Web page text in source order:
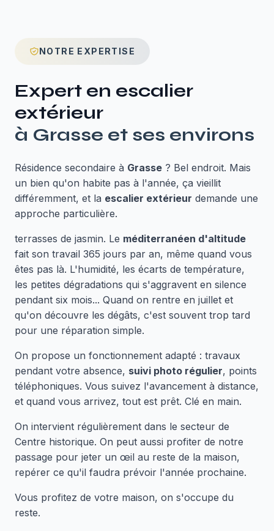
NOTRE EXPERTISE
Expert en escalier
extérieur
à Grasse et ses environs
Résidence secondaire à Grasse ? Bel endroit. Mais
un bien qu'on habite pas à l'année, ça vieillit
différemment, et la escalier extérieur demande une
approche particulière.
terrasses de jasmin. Le méditerranéen d'altitude
fait son travail 365 jours par an, même quand vous
êtes pas là. L'humidité, les écarts de température,
les petites dégradations qui s'aggravent en silence
pendant six mois... Quand on rentre en juillet et
qu'on découvre les dégâts, c'est souvent trop tard
pour une réparation simple.
On propose un fonctionnement adapté : travaux
pendant votre absence, suivi photo régulier, points
téléphoniques. Vous suivez l'avancement à distance,
et quand vous arrivez, tout est prêt. Clé en main.
On intervient régulièrement dans le secteur de
Centre historique. On peut aussi profiter de notre
passage pour jeter un œil au reste de la maison,
repérer ce qu'il faudra prévoir l'année prochaine.
Vous profitez de votre maison, on s'occupe du
reste.